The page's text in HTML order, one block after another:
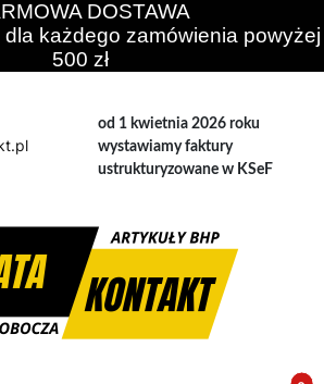
DOSTAWA
każdego zamówienia powyżej
500 zł
od 1 kwietnia 2026 roku
wystawiamy faktury
ustrukturyzowane w KSeF